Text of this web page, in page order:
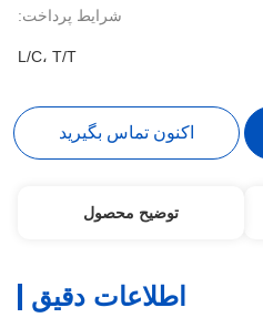
شرایط پرداخت:
L/C، T/T
اکنون تماس بگیرید
توضیح محصول
اطلاعات دقیق